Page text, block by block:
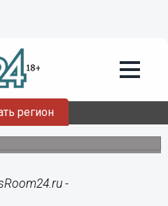
регион
пост министра
по собственному
-